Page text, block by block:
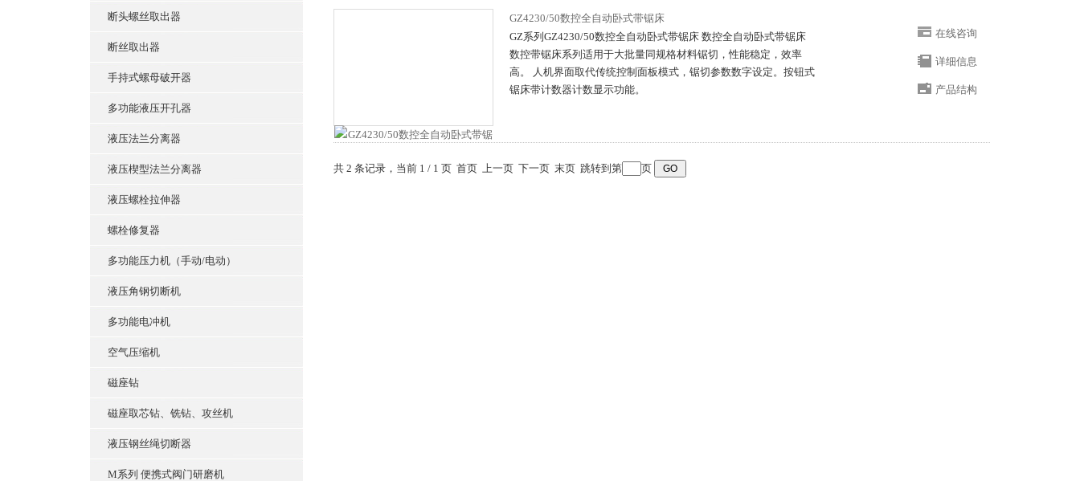
断头螺丝取出器
断丝取出器
手持式螺母破开器
多功能液压开孔器
液压法兰分离器
液压楔型法兰分离器
液压螺栓拉伸器
螺栓修复器
多功能压力机（手动/电动）
液压角钢切断机
多功能电冲机
空气压缩机
磁座钻
磁座取芯钻、铣钻、攻丝机
液压钢丝绳切断器
M系列 便携式阀门研磨机
GZ4230/50数控全自动卧式带锯床
GZ系列GZ4230/50数控全自动卧式带锯床 数控全自动卧式带锯床
数控带锯床系列适用于大批量同规格材料锯切，性能稳定，效率
高。 人机界面取代传统控制面板模式，锯切参数数字设定。按钮式
锯床带计数器计数显示功能。
在线咨询
详细信息
产品结构
共 2 条记录，当前 1 / 1 页 首页 上一页 下一页 末页 跳转到第 页